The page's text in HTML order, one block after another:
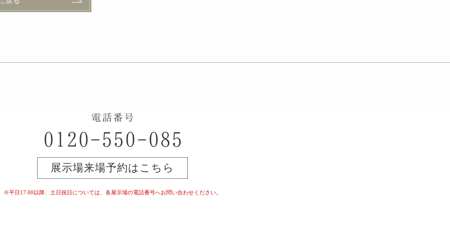
展示場来場予約はこちら
※平日17:00以降、土日祝日については、 各展示場の電話番号へお問い合わせください。